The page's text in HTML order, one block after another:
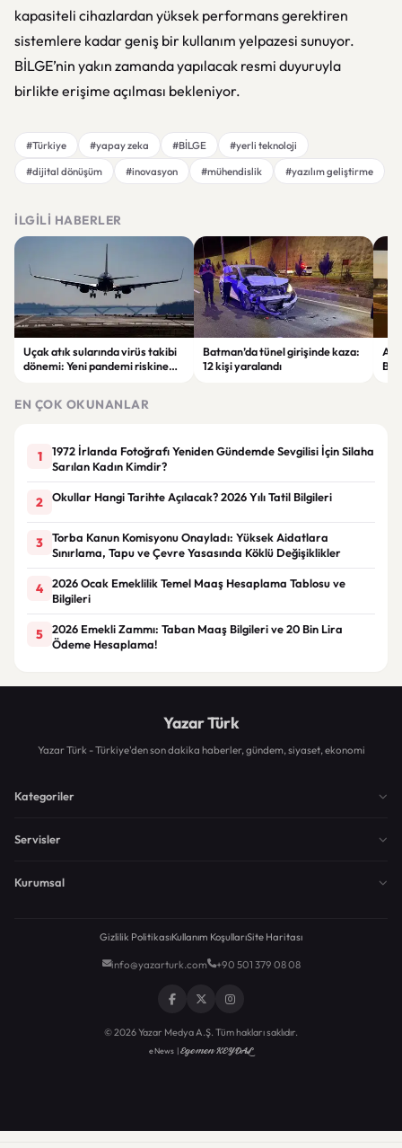
kapasiteli cihazlardan yüksek performans gerektiren
sistemlere kadar geniş bir kullanım yelpazesi sunuyor.
BİLGE’nin yakın zamanda yapılacak resmi duyuruyla
birlikte erişime açılması bekleniyor.
#Türkiye #yapay zeka #BİLGE
#yerli teknoloji
#dijital dönüşüm
#inovasyon #mühendislik #yazılım geliştirme
İLGILI HABERLER
Uçak atık sularında virüs takibi
dönemi: Yeni pandemi riskine
Batman’da tünel girişinde kaza:
12 kişi yaralandı
EN ÇOK OKUNANLAR
1
1972 İrlanda Fotoğrafı Yeniden Gündemde Sevgilisi İçin Silaha
Sarılan Kadın Kimdir?
2 Okullar Hangi Tarihte Açılacak? 2026 Yılı Tatil Bilgileri
3
Torba Kanun Komisyonu Onayladı: Yüksek Aidatlara
Sınırlama, Tapu ve Çevre Yasasında Köklü Değişiklikler
4
2026 Ocak Emeklilik Temel Maaş Hesaplama Tablosu ve
Bilgileri
5
2026 Emekli Zammı: Taban Maaş Bilgileri ve 20 Bin Lira
Ödeme Hesaplama!
Yazar Türk
Yazar Türk - Türkiye'den son dakika haberler, gündem, siyaset, ekonomi
Kategoriler
Servisler
Kurumsal
Gizlilik PolitikasıKullanım KoşullarıSite Haritası
info@yazarturk.com +90 501 379 08 08
© 2026 Yazar Medya A.Ş. Tüm hakları saklıdır.
eNews |Egemen KEYDAL